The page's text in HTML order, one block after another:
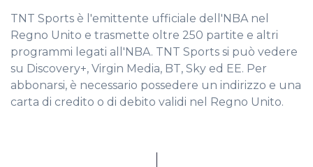
TNT Sports è l'emittente ufficiale dell'NBA nel
Regno Unito e trasmette oltre 250 partite e altri
programmi legati all'NBA. TNT Sports si può vedere
su Discovery+, Virgin Media, BT, Sky ed EE. Per
abbonarsi, è necessario possedere un indirizzo e una
carta di credito o di debito validi nel Regno Unito.